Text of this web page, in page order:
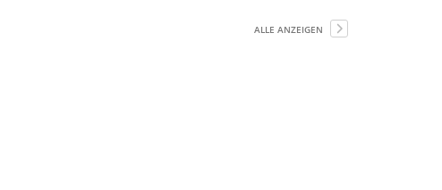
ALLE ANZEIGEN